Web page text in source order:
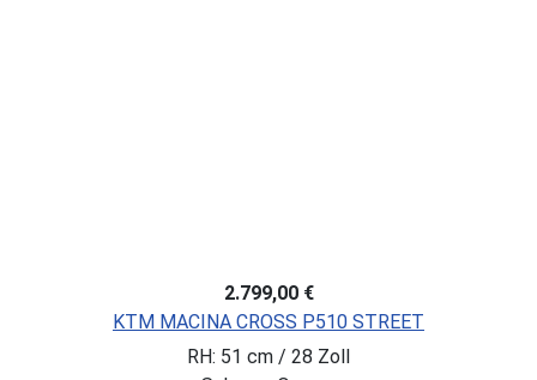
2.799,00 €
KTM MACINA CROSS P510 STREET
RH: 51 cm / 28 Zoll